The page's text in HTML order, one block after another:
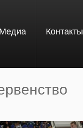
Медиа Контакты